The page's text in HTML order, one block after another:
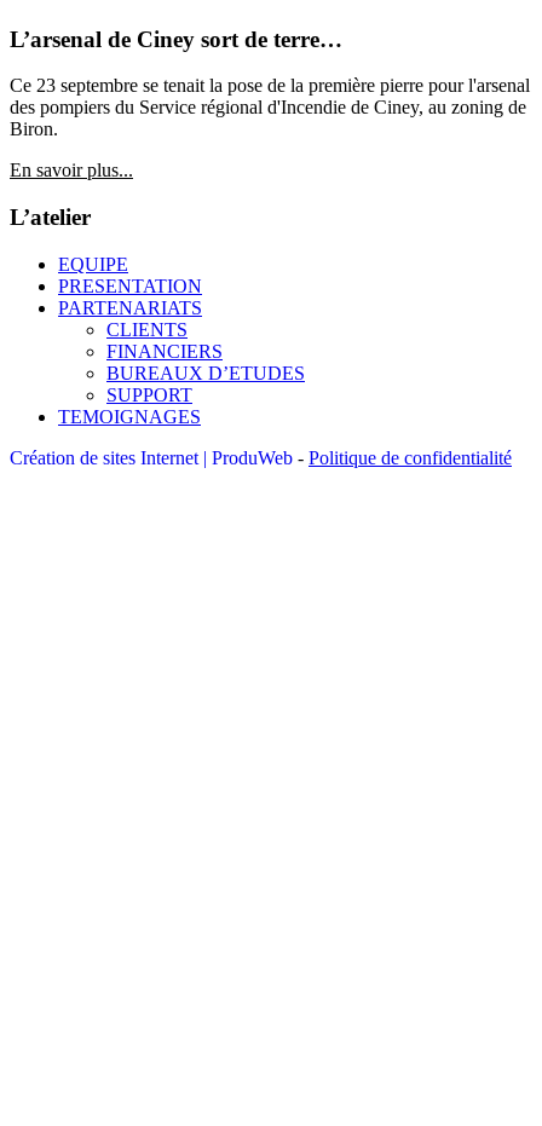
L’arsenal de Ciney sort de terre…
Ce 23 septembre se tenait la pose de la première pierre pour l'arsenal
des pompiers du Service régional d'Incendie de Ciney, au zoning de
Biron.
En savoir plus...
L’atelier
EQUIPE
PRESENTATION
PARTENARIATS
CLIENTS
FINANCIERS
BUREAUX D’ETUDES
SUPPORT
TEMOIGNAGES
Création de sites Internet | ProduWeb - Politique de confidentialité